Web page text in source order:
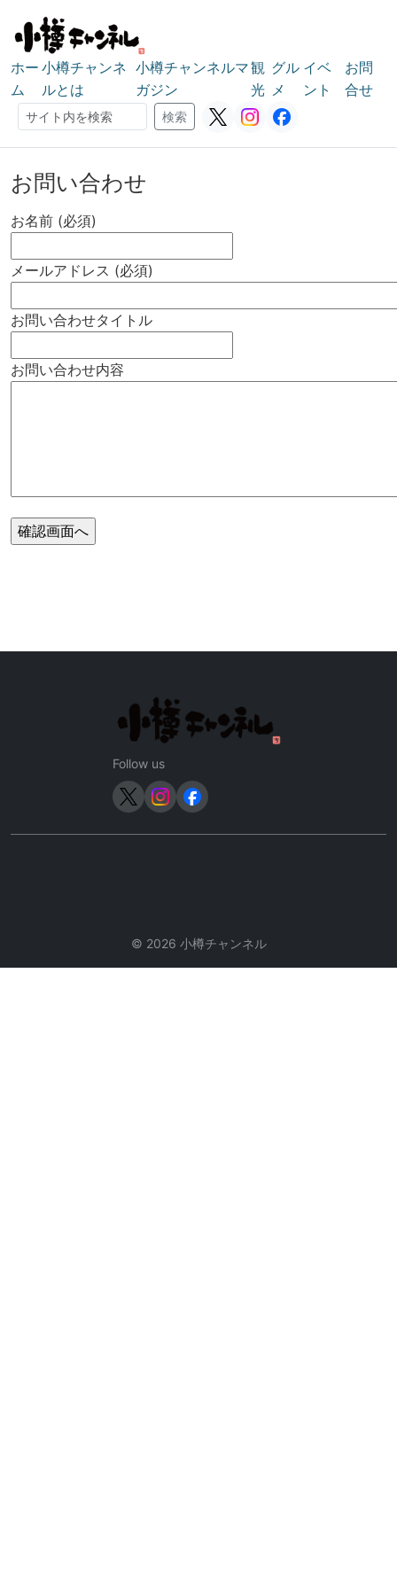
ホー
ム
小樽チャンネ
ルとは
小樽チャンネルマ
ガジン
観
光
グル
メ
イベ
ント
お問
合せ
検索
検索
お問い合わせ
お名前 (必須)
メールアドレス (必須)
お問い合わせタイトル
お問い合わせ内容
Follow us
© 2026 小樽チャンネル